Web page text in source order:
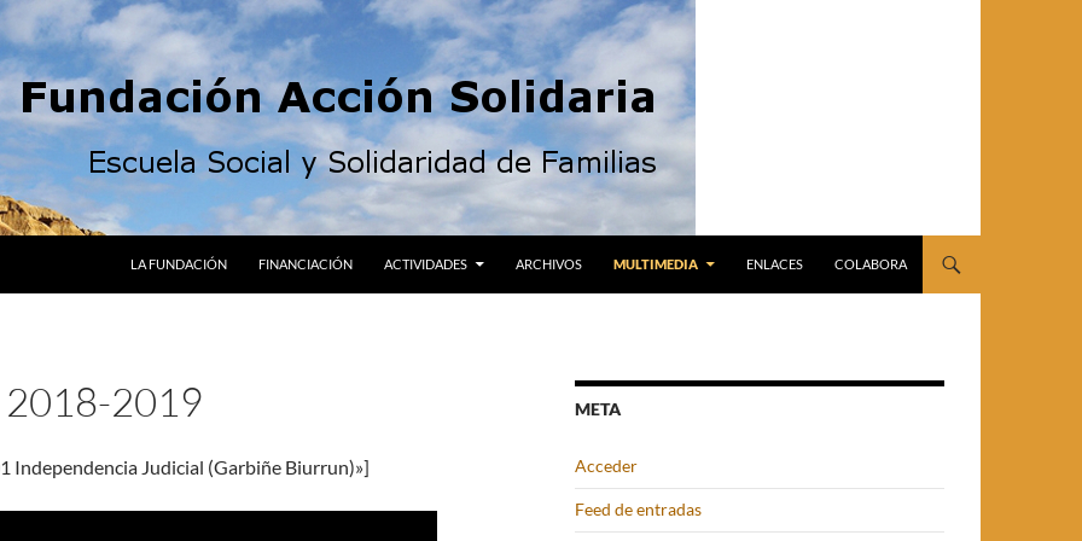
LA FUNDACIÓN FINANCIACIÓN ACTIVIDADES ARCHIVOS MULTIMEDIA ENLACES COLABORA
2018-2019
Independencia Judicial (Garbiñe Biurrun)»]
META
Acceder
Feed de entradas